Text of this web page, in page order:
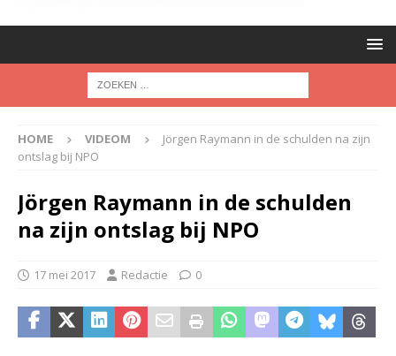
HOME VIDEOM
Jörgen Raymann in de schulden na zijn
ontslag bij NPO
Jörgen Raymann in de schulden
na zijn ontslag bij NPO
17 mei 2017 Redactie 0